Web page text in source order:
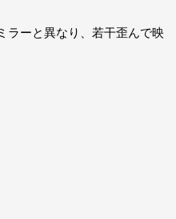
ーと異なり、若干歪んで映